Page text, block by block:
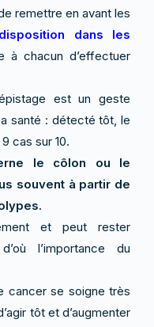
remettre en avant les
dans les
à chacun d’effectuer
est un geste
santé : détecté tôt, le
cas sur 10.
le côlon ou le
souvent à partir de
et peut rester
l’importance du
cancer se soigne très
tôt et d’augmenter